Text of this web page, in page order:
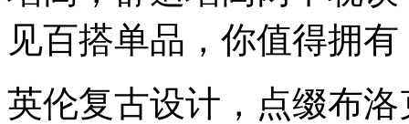
见百搭单品，你值得拥有
英伦复古设计，点缀布